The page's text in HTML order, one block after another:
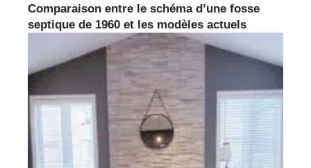
Comparaison entre le schéma d’une fosse
septique de 1960 et les modèles actuels